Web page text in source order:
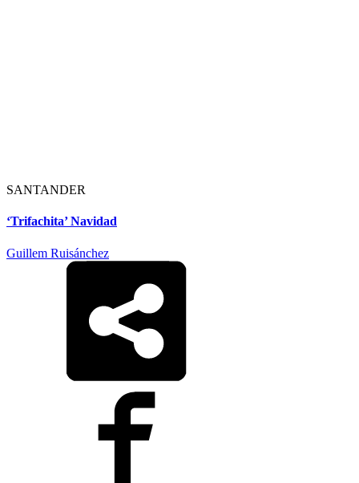
SANTANDER
‘Trifachita’ Navidad
Guillem Ruisánchez